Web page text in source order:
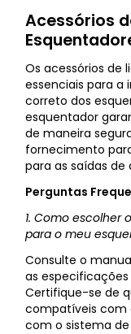
Acessórios
Os acessórios de
essenciais para
correto dos
esquentador
de maneira
fornecimento
para as saídas
Perguntas
1. Como escolher
para o meu
Consulte o
as
Certifique-se de
compatíveis com
com o sistema